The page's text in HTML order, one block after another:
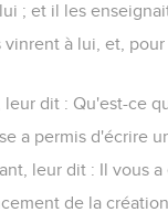
; et il les
vinrent à lui, et,
dit : Qu'est-ce
a permis d'écrire
leur dit : Il vous
de la